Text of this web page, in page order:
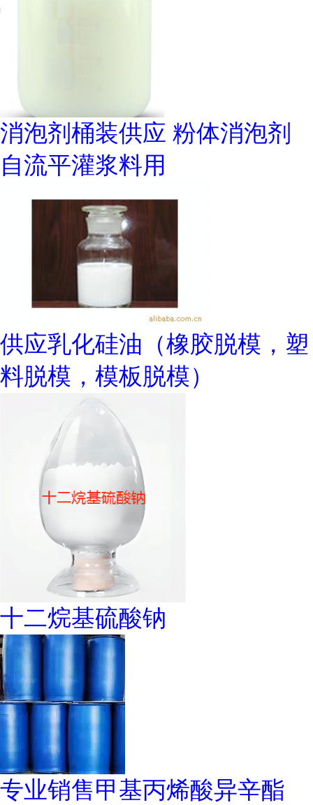
消泡剂桶装供应 粉体消泡剂
自流平灌浆料用
供应乳化硅油（橡胶脱模，塑
料脱模，模板脱模）
十二烷基硫酸钠
专业销售甲基丙烯酸异辛酯